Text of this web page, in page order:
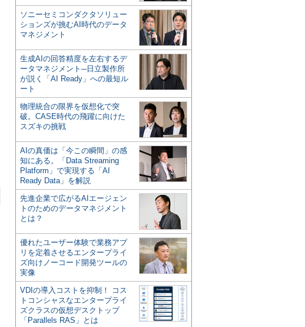
ソニーセミコンダクタソリュー
ションズが挑むAI時代のデータ
マネジメント
生成AIの回答精度を左右するデ
ータマネジメント─日立製作所
が説く「AI Ready」への最短ル
ート
物理統合の限界を仮想化で突
破。CASE時代の飛躍に向けた
スズキの挑戦
AIの真価は「今この瞬間」の感
知にある。「Data Streaming
Platform」で実現する「AI
Ready Data」を解説
先進企業で広がるAIエージェン
トのためのデータマネジメント
とは？
優れたユーザー体験で業務アプ
リを定着させるエンタープライ
ズ向けノーコード開発ツールの
実像
VDIの導入コストを抑制！ コス
トコンシャスなエンタープライ
ズクラスの仮想デスクトップ
「Parallels RAS」とは